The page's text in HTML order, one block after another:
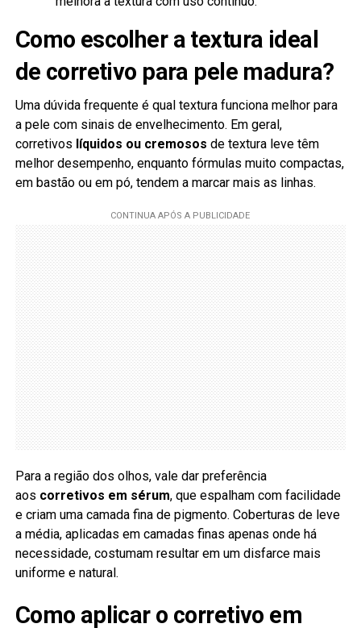
Como escolher a textura ideal
de corretivo para pele madura?
Uma dúvida frequente é qual textura funciona melhor para
a pele com sinais de envelhecimento. Em geral,
corretivos líquidos ou cremosos de textura leve têm
melhor desempenho, enquanto fórmulas muito compactas,
em bastão ou em pó, tendem a marcar mais as linhas.
Para a região dos olhos, vale dar preferência
aos corretivos em sérum, que espalham com facilidade
e criam uma camada fina de pigmento. Coberturas de leve
a média, aplicadas em camadas finas apenas onde há
necessidade, costumam resultar em um disfarce mais
uniforme e natural.
Como aplicar o corretivo em